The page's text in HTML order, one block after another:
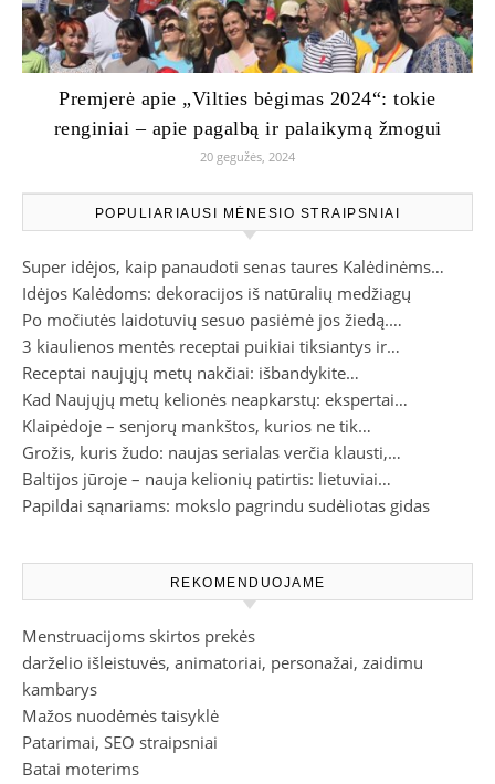
Premjerė apie „Vilties bėgimas 2024“: tokie
renginiai – apie pagalbą ir palaikymą žmogui
20 gegužės, 2024
POPULIARIAUSI MĖNESIO STRAIPSNIAI
Super idėjos, kaip panaudoti senas taures Kalėdinėms…
Idėjos Kalėdoms: dekoracijos iš natūralių medžiagų
Po močiutės laidotuvių sesuo pasiėmė jos žiedą.…
3 kiaulienos mentės receptai puikiai tiksiantys ir…
Receptai naujųjų metų nakčiai: išbandykite…
Kad Naujųjų metų kelionės neapkarstų: ekspertai…
Klaipėdoje – senjorų mankštos, kurios ne tik…
Grožis, kuris žudo: naujas serialas verčia klausti,…
Baltijos jūroje – nauja kelionių patirtis: lietuviai…
Papildai sąnariams: mokslo pagrindu sudėliotas gidas
REKOMENDUOJAME
Menstruacijoms skirtos prekės
darželio išleistuvės, animatoriai, personažai, zaidimu
kambarys
Mažos nuodėmės taisyklė
Patarimai, SEO straipsniai
Batai moterims